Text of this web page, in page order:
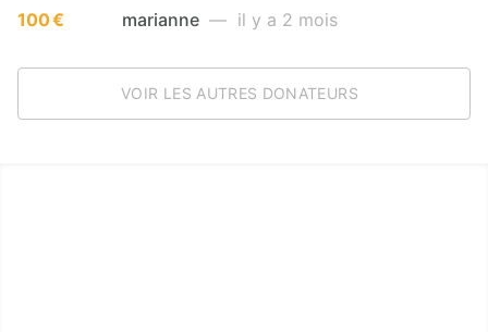
100 € marianne — il y a 2 mois
VOIR LES AUTRES DONATEURS